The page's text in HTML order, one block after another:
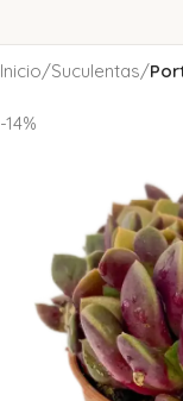
Inicio Suculentas
-14%